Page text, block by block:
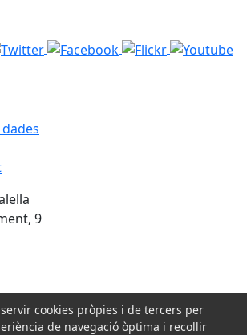
9
de:
cookies pròpies i de tercers per
de navegació òptima i recollir